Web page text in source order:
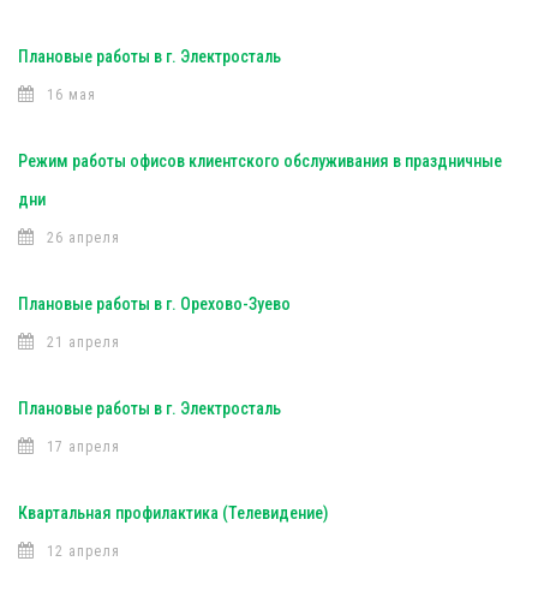
Плановые работы в г. Электросталь
16 мая
Режим работы офисов клиентского обслуживания в праздничные
дни
26 апреля
Плановые работы в г. Орехово-Зуево
21 апреля
Плановые работы в г. Электросталь
17 апреля
Квартальная профилактика (Телевидение)
12 апреля